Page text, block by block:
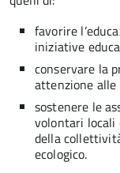
favorire
iniziative
conservare la
attenzione
sostenere le
volontari locali
della
ecologico.